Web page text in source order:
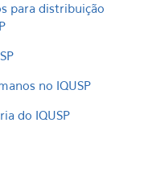
para distribuição
no IQUSP
do IQUSP